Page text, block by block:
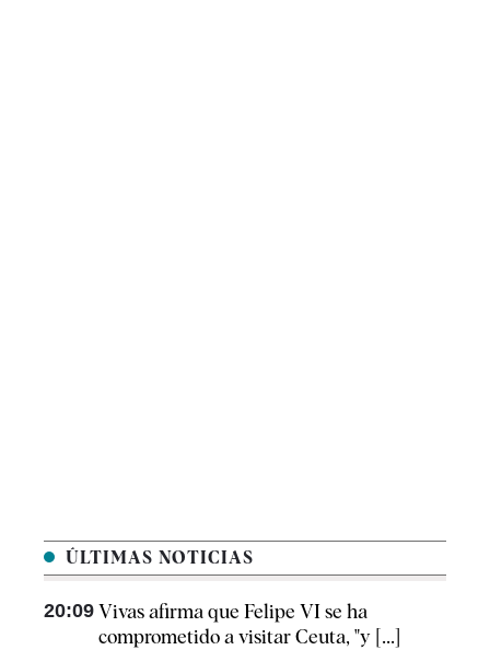
ÚLTIMAS NOTICIAS
20:09 Vivas afirma que Felipe VI se ha
comprometido a visitar Ceuta, "y [...]